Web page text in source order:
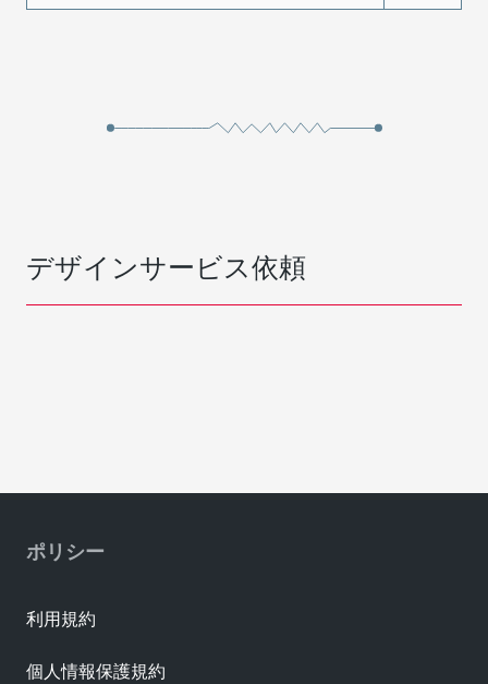
デザインサービス依頼
ポリシー
利用規約
個人情報保護規約